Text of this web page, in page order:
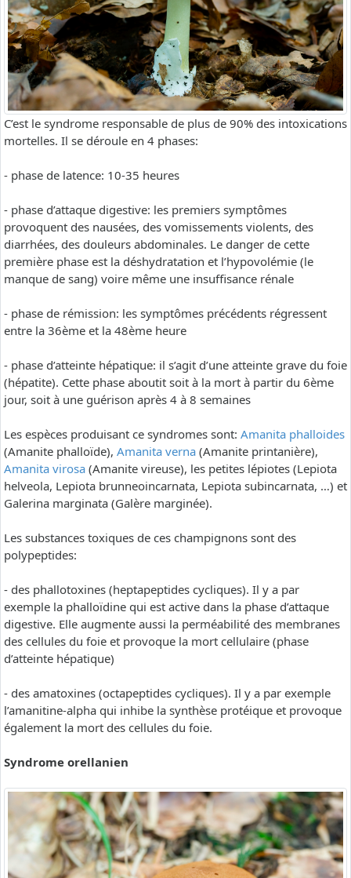
C’est le syndrome responsable de plus de 90% des intoxications
mortelles. Il se déroule en 4 phases:
- phase de latence: 10-35 heures
- phase d’attaque digestive: les premiers symptômes
provoquent des nausées, des vomissements violents, des
diarrhées, des douleurs abdominales. Le danger de cette
première phase est la déshydratation et l’hypovolémie (le
manque de sang) voire même une insuffisance rénale
- phase de rémission: les symptômes précédents régressent
entre la 36ème et la 48ème heure
- phase d’atteinte hépatique: il s’agit d’une atteinte grave du foie
(hépatite). Cette phase aboutit soit à la mort à partir du 6ème
jour, soit à une guérison après 4 à 8 semaines
Les espèces produisant ce syndromes sont: Amanita phalloides
(Amanite phalloïde), Amanita verna (Amanite printanière),
Amanita virosa (Amanite vireuse), les petites lépiotes (Lepiota
helveola, Lepiota brunneoincarnata, Lepiota subincarnata, …) et
Galerina marginata (Galère marginée).
Les substances toxiques de ces champignons sont des
polypeptides:
- des phallotoxines (heptapeptides cycliques). Il y a par
exemple la phalloïdine qui est active dans la phase d’attaque
digestive. Elle augmente aussi la perméabilité des membranes
des cellules du foie et provoque la mort cellulaire (phase
d’atteinte hépatique)
- des amatoxines (octapeptides cycliques). Il y a par exemple
l’amanitine-alpha qui inhibe la synthèse protéique et provoque
également la mort des cellules du foie.
Syndrome orellanien